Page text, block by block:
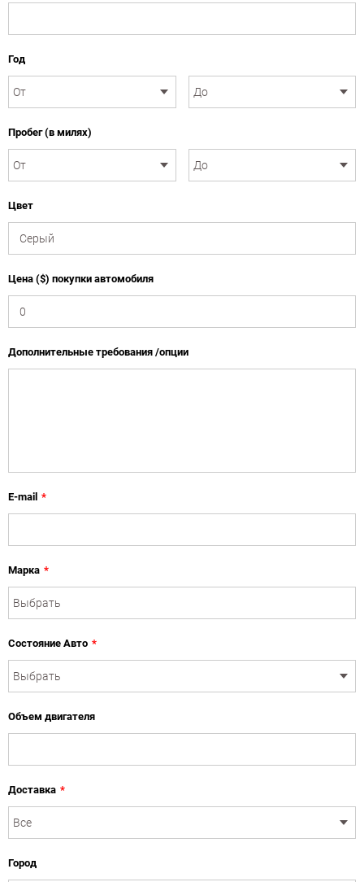
Год
Пробег (в милях)
Цвет
Цена ($) покупки автомобиля
Дополнительные требования /опции
E-mail *
Марка *
Состояние Авто *
Объем двигателя
Доставка *
Город